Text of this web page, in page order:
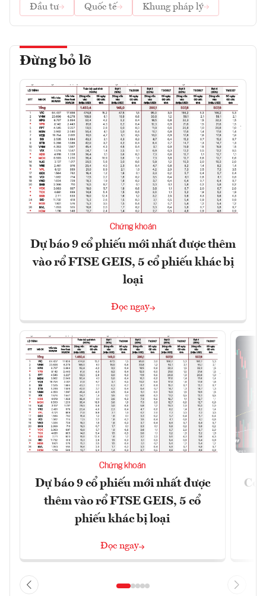
Đầu tư
Quốc tế Khung pháp lý
Đừng bỏ lỡ
Chứng khoán
Dự báo 9 cổ phiếu mới nhất được thêm
vào rổ FTSE GEIS, 5 cổ phiếu khác bị
loại
Đọc ngay
Chứng khoán
Dự báo 9 cổ phiếu mới nhất được
thêm vào rổ FTSE GEIS, 5 cổ
phiếu khác bị loại
Đọc ngay
Có